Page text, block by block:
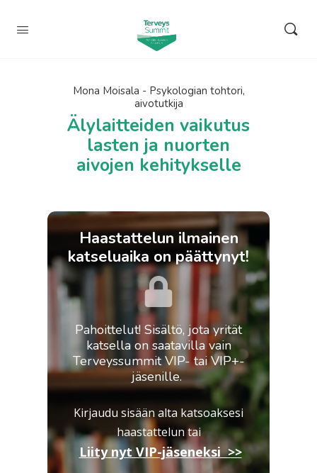
Mona Moisala - Psykologian tohtori,
aivotutkija
Älylaitteiden vaikutus
lasten ja nuorten
aivojen kehitykselle
Haastattelun ilmainen
katseluaika on päättynyt!
Pahoittelut! Sisältö, jota yrität
katsella on saatavilla vain
Terveyssummit VIP- tai VIP+-
jäsenille.
Kirjaudu sisään alta katsoaksesi
haastatteluntai
Liity nyt VIP-jäseneksi >>